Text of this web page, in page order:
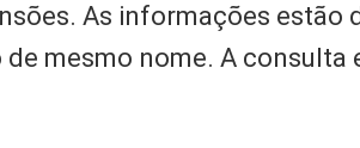
As informações estão
mesmo nome. A consulta